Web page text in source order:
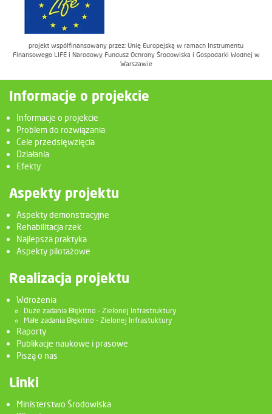
projekt współfinansowany przez: Unię Europejską w ramach Instrumentu
Finansowego LIFE i Narodowy Fundusz Ochrony Środowiska i Gospodarki Wodnej w
Warszawie
Informacje o projekcie
Informacje o projekcie
Problem do rozwiązania
Cele przedsięwzięcia
Działania
Efekty
Aspekty projektu
Aspekty demonstracyjne
Rehabilitacja rzek
Najlepsza praktyka
Aspekty pilotażowe
Realizacja projektu
Wdrożenia
Duże zadania Błękitno - Zielonej Infrastruktury
Małe zadania Błękitno - Zielonej Infrastuktury
Raporty
Publikacje naukowe i prasowe
Piszą o nas
Linki
Ministerstwo Środowiska